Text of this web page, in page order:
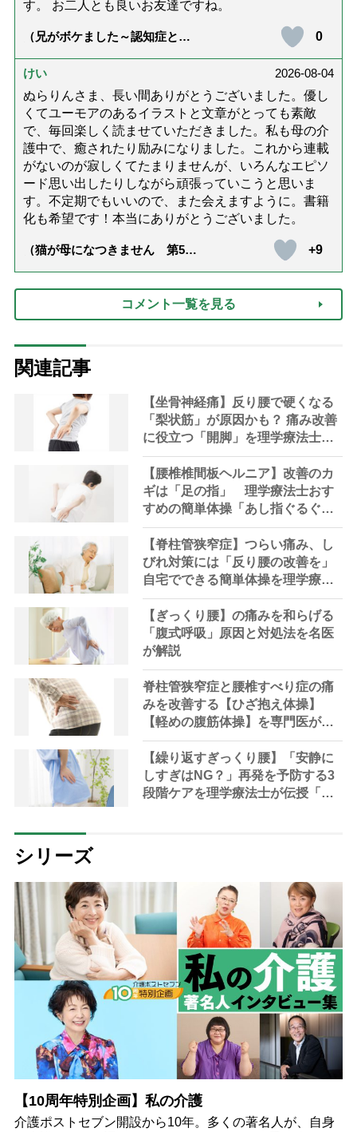
す。 お二人とも良いお友達ですね。
（兄がボケました～認知症と介
達』が届きました」）
0
けい
2026-08-04
ぬらりんさま、長い間ありがとうございました。優し
くてユーモアのあるイラストと文章がとっても素敵
で、毎回楽しく読ませていただきました。私も母の介
護中で、癒されたり励みになりました。これから連載
がないのが寂しくてたまりませんが、いろんなエピソ
ード思い出したりしながら頑張っていこうと思いま
す。不定期でもいいので、また会えますように。書籍
化も希望です！本当にありがとうございました。
（猫が母になつきません 第500
+9
コメント一覧を見る
関連記事
【坐骨神経痛】反り腰で硬くなる
「梨状筋」が原因かも？ 痛み改善
に役立つ「開脚」を理学療法士が
解説
【腰椎椎間板ヘルニア】改善のカ
ギは「足の指」 理学療法士おす
すめの簡単体操「あし指ぐるぐ
る」「あし指じゃんけん」
【脊柱管狭窄症】つらい痛み、し
びれ対策には「反り腰の改善を」
自宅でできる簡単体操を理学療法
士が解説
【ぎっくり腰】の痛みを和らげる
「腹式呼吸」原因と対処法を名医
が解説
脊柱管狭窄症と腰椎すべり症の痛
みを改善する【ひざ抱え体操】
【軽めの腹筋体操】を専門医が解
説「ラジオ体操は避けるべき」
【繰り返すぎっくり腰】「安静に
しすぎはNG？」再発を予防する3
段階ケアを理学療法士が伝授「改
シリーズ
【10周年特別企画】私の介護
介護ポストセブン開設から10年。多くの著名人が、自身